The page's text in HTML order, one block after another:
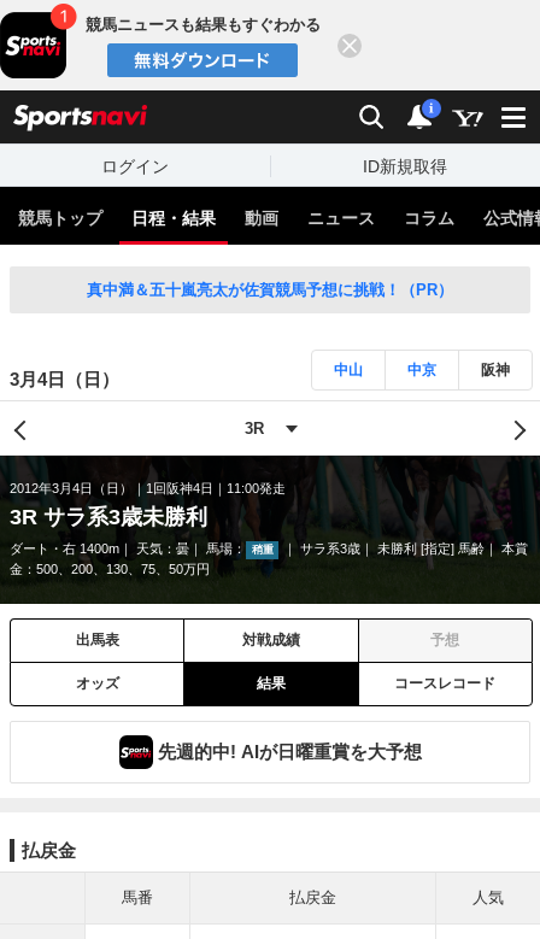
競馬ニュースも結果もすぐわかる
検索 通知
i
ログイン ID新規取得
競馬トップ 日程・結果 動画 ニュース コラム 公式情
真中満＆五十嵐亮太が佐賀競馬予想に挑戦！（PR）
3月4日（日） 中山 中京 阪神
2012年3月4日（日） 1回阪神4日 11:00発走
3R サラ系3歳未勝利
ダート・右 1400m 天気： 曇 馬場： 稍重 サラ系3歳 未勝利 [指定] 馬齢
本賞
金：500、200、130、75、50万円
出馬表 対戦成績 予想
オッズ 結果 コースレコード
先週的中! AIが日曜重賞を大予想
払戻金
馬番 払戻金 人気